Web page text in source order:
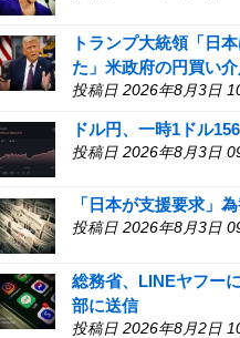
トランプ大統領「日
た」米政府の円買い介
投稿日 2026年8月3日
ドル円、一時1ドル
投稿日 2026年8月3日
「日本が支援要求」
投稿日 2026年8月3日
総務省、LINEヤフー
部に送信
投稿日 2026年8月2日